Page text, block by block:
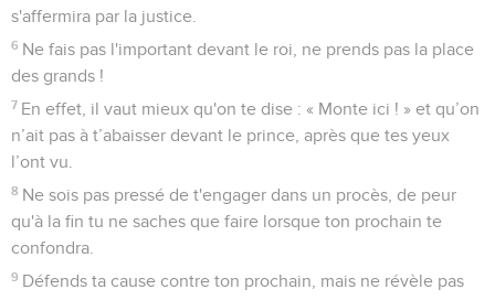
s'affermira par la justice.
6 Ne fais pas l'important devant le roi, ne prends pas la place
des grands !
7 En effet, il vaut mieux qu'on te dise : « Monte ici ! » et qu’on
n’ait pas à t’abaisser devant le prince, après que tes yeux
l’ont vu.
8 Ne sois pas pressé de t'engager dans un procès, de peur
qu'à la fin tu ne saches que faire lorsque ton prochain te
confondra.
9 Défends ta cause contre ton prochain, mais ne révèle pas